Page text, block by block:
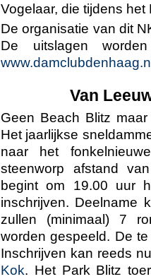
Vogelaar, die tijdens
De organisatie van dit
De uitslagen
Van
Geen Beach Blitz
Het jaarlijkse
naar het
steenworp afstand
begint om 19.00 uur
inschrijven. Deelname
zullen (minimaal) 7
worden gespeeld. De
Inschrijven kan reeds
Kok. Het Park Blitz